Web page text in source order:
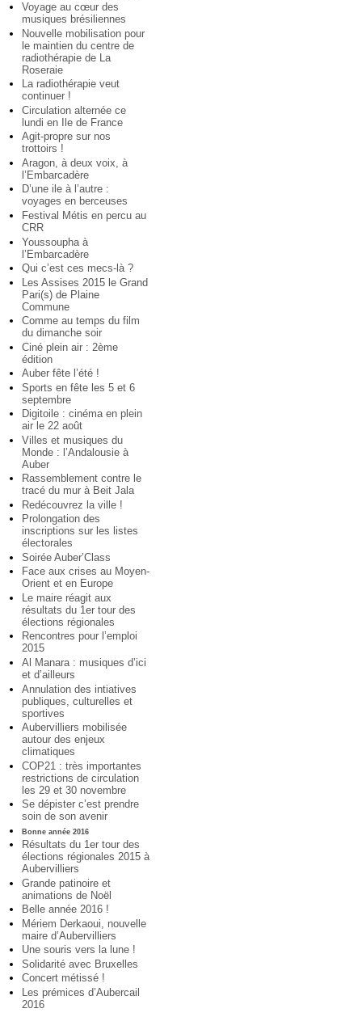
Voyage au cœur des
musiques brésiliennes
Nouvelle mobilisation pour
le maintien du centre de
radiothérapie de La
Roseraie
La radiothérapie veut
continuer !
Circulation alternée ce
lundi en Ile de France
Agit-propre sur nos
trottoirs !
Aragon, à deux voix, à
l’Embarcadère
D’une ile à l’autre :
voyages en berceuses
Festival Métis en percu au
CRR
Youssoupha à
l’Embarcadère
Qui c’est ces mecs-là ?
Les Assises 2015 le Grand
Pari(s) de Plaine
Commune
Comme au temps du film
du dimanche soir
Ciné plein air : 2ème
édition
Auber fête l’été !
Sports en fête les 5 et 6
septembre
Digitoile : cinéma en plein
air le 22 août
Villes et musiques du
Monde : l’Andalousie à
Auber
Rassemblement contre le
tracé du mur à Beit Jala
Redécouvrez la ville !
Prolongation des
inscriptions sur les listes
électorales
Soirée Auber’Class
Face aux crises au Moyen-
Orient et en Europe
Le maire réagit aux
résultats du 1er tour des
élections régionales
Rencontres pour l’emploi
2015
Al Manara : musiques d’ici
et d’ailleurs
Annulation des intiatives
publiques, culturelles et
sportives
Aubervilliers mobilisée
autour des enjeux
climatiques
COP21 : très importantes
restrictions de circulation
les 29 et 30 novembre
Se dépister c’est prendre
soin de son avenir
Bonne année 2016
Résultats du 1er tour des
élections régionales 2015 à
Aubervilliers
Grande patinoire et
animations de Noël
Belle année 2016 !
Mériem Derkaoui, nouvelle
maire d’Aubervilliers
Une souris vers la lune !
Solidarité avec Bruxelles
Concert métissé !
Les prémices d’Aubercail
2016